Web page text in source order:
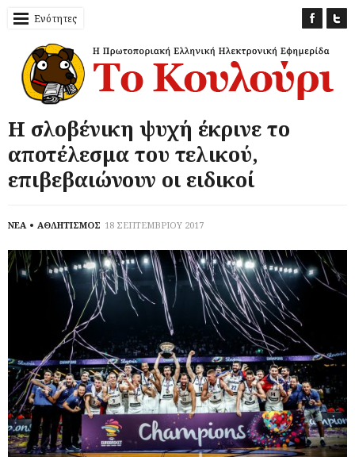
Ενότητες
Η σλοβένικη ψυχή έκρινε το
αποτέλεσμα του τελικού,
επιβεβαιώνουν οι ειδικοί
ΝΕΑ ΑΘΛΗΤΙΣΜΟΣ 18 ΣΕΠΤΕΜΒΡΙΟΥ 2017